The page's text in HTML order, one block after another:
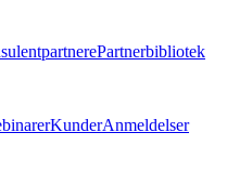
Partnerbibliotek
KunderAnmeldelser